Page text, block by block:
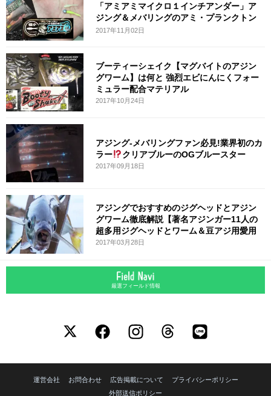
「アミアミマイクロ１インチアンダー」ア
ジング＆メバリングのアミ・プランクトン
パタ
2017年11月02日
ブーティーシェイク【マグバイトのアジン
グワーム】は何と 強烈エビにんにくフォー
ミュラー配合マテリアル
2017年10月24日
アジング-メバリングファン必見!業界初のカ
ラー
クリアブルーのOGブルースター
2017年09月18日
アジングでおすすめのジグヘッドとアジン
グワーム徹底解説【著名アジンガー11人の
超多用ジグヘッドとワーム＆豆アジ用愛用
2017年03月28日
厳選フィールド情報
運営会社 お問合わせ 広告掲載について
プライバシーポリシー
外部送信ポリシー